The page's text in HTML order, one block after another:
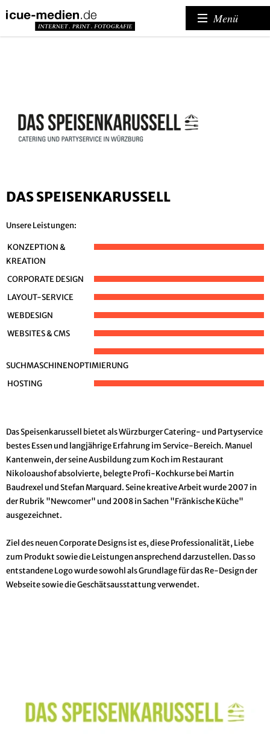
Menü
DAS SPEISENKARUSSELL
Unsere Leistungen:
KONZEPTION &
KREATION
CORPORATE DESIGN
LAYOUT-SERVICE
WEBDESIGN
WEBSITES & CMS
SUCHMASCHINENOPTIMIERUNG
HOSTING
Das Speisenkarussell bietet als Würzburger Catering- und Partyservice
bestes Essen und langjährige Erfahrung im Service-Bereich. Manuel
Kantenwein, der seine Ausbildung zum Koch im Restaurant
Nikoloaushof absolvierte, belegte Profi-Kochkurse bei Martin
Baudrexel und Stefan Marquard. Seine kreative Arbeit wurde 2007 in
der Rubrik "Newcomer" und 2008 in Sachen "Fränkische Küche"
ausgezeichnet.
Ziel des neuen Corporate Designs ist es, diese Professionalität, Liebe
zum Produkt sowie die Leistungen ansprechend darzustellen. Das so
entstandene Logo wurde sowohl als Grundlage für das Re-Design der
Webseite sowie die Geschätsausstattung verwendet.